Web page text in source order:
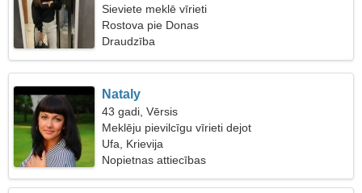
Sieviete meklē vīrieti
Rostova pie Donas
Draudzība
Nataly
43 gadi, Vērsis
Meklēju pievilcīgu vīrieti dejot
Ufa, Krievija
Nopietnas attiecības